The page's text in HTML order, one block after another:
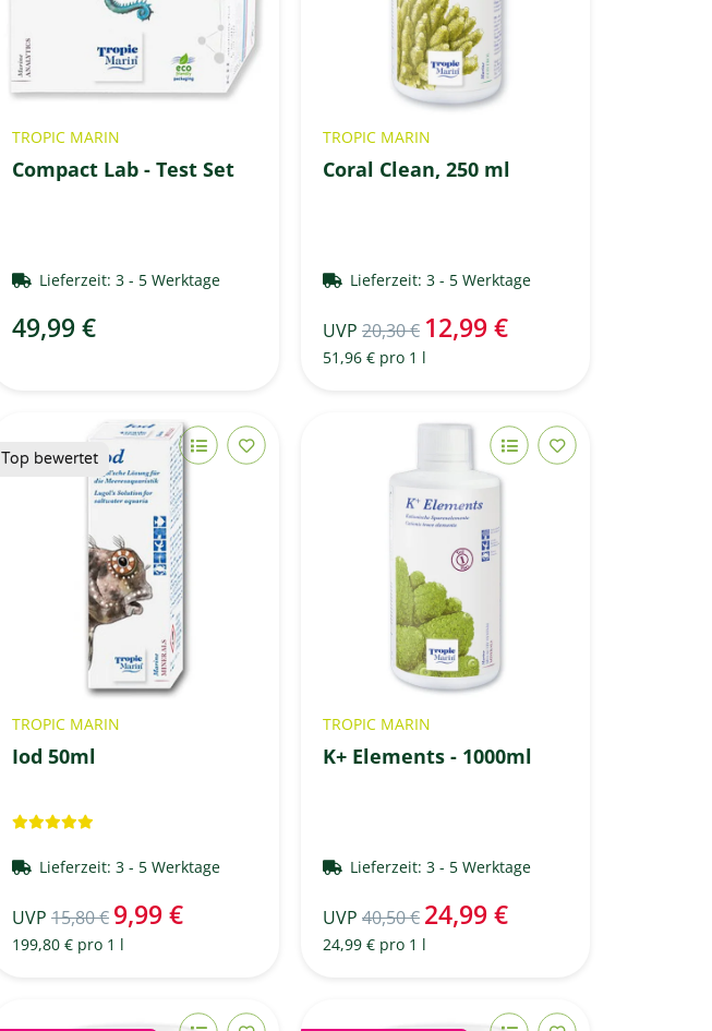
TROPIC MARIN
Compact Lab - Test Set
Lieferzeit:3 - 5 Werktage
49,99 €
TROPIC MARIN
Coral Clean, 250 ml
Lieferzeit:3 - 5 Werktage
UVP 20,30 € 12,99 €
51,96 € pro 1 l
Top bewertet
TROPIC MARIN
Iod 50ml
Lieferzeit:3 - 5 Werktage
UVP 15,80 € 9,99 €
199,80 € pro 1 l
TROPIC MARIN
K+ Elements - 1000ml
Lieferzeit:3 - 5 Werktage
UVP 40,50 € 24,99 €
24,99 € pro 1 l